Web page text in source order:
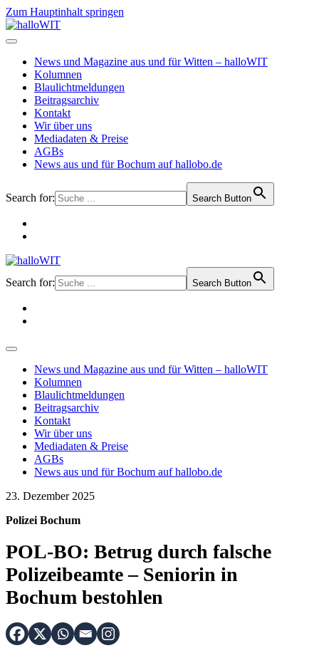
Zum Hauptinhalt springen
News und Magazine aus und für Witten – halloWIT
Kolumnen
Blaulichtmeldungen
Beitragsarchiv
Kontakt
Wir über uns
Mediadaten & Preise
AGBs
News aus und für Bochum auf hallobo.de
Search for: Search Button
Search for: Search Button
News und Magazine aus und für Witten – halloWIT
Kolumnen
Blaulichtmeldungen
Beitragsarchiv
Kontakt
Wir über uns
Mediadaten & Preise
AGBs
News aus und für Bochum auf hallobo.de
23. Dezember 2025
Polizei Bochum
POL-BO: Betrug durch falsche
Polizeibeamte – Seniorin in
Bochum bestohlen